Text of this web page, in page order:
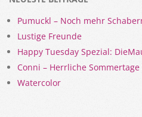
Pumuckl – Noch mehr
Lustige Freunde
Happy Tuesday Spezial:
Conni – Herrliche Sommertage
Watercolor